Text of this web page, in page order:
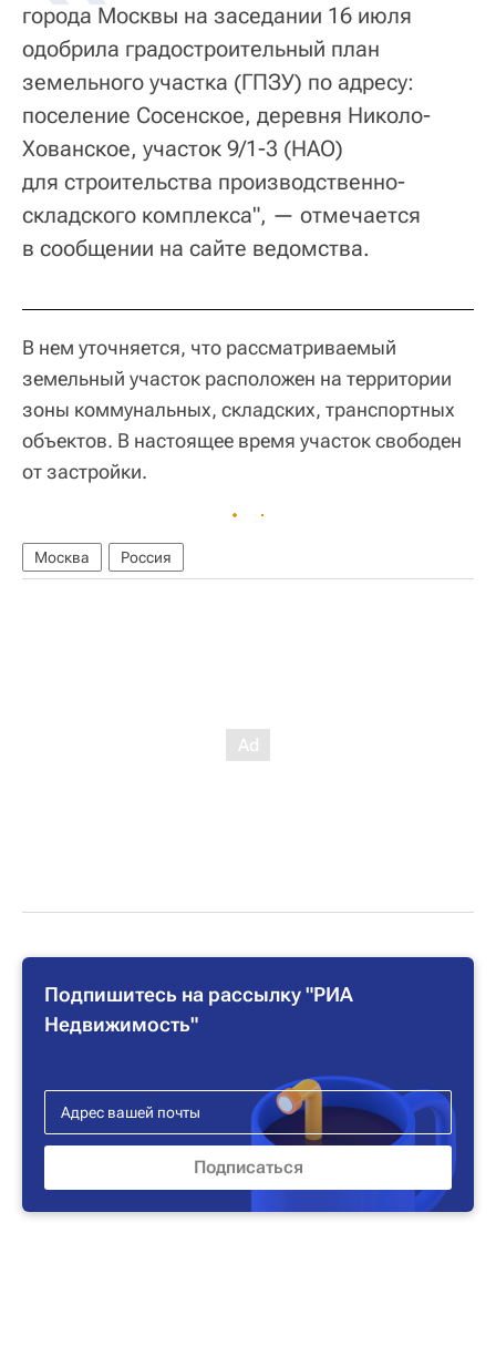
города Москвы на заседании 16 июля
одобрила градостроительный план
земельного участка (ГПЗУ) по адресу:
поселение Сосенское, деревня Николо-
Хованское, участок 9/1-3 (НАО)
для строительства производственно-
складского комплекса", — отмечается
в сообщении на сайте ведомства.
В нем уточняется, что рассматриваемый
земельный участок расположен на территории
зоны коммунальных, складских, транспортных
объектов. В настоящее время участок свободен
от застройки.
Москва Россия
Подпишитесь на рассылку "РИА
Недвижимость"